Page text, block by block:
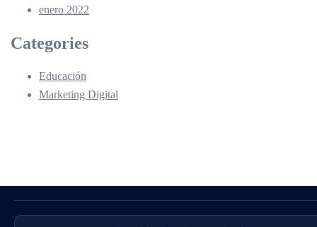
enero 2022
Categories
Educación
Marketing Digital